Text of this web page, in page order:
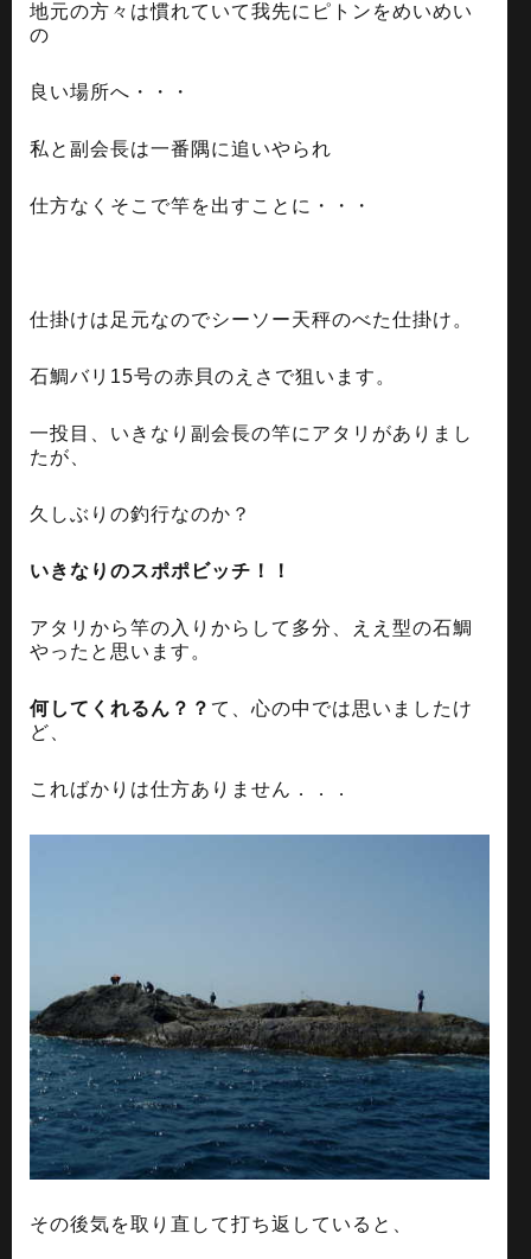
地元の方々は慣れていて我先にピトンをめいめい
の
良い場所へ・・・
私と副会長は一番隅に追いやられ
仕方なくそこで竿を出すことに・・・
仕掛けは足元なのでシーソー天秤のべた仕掛け。
石鯛バリ15号の赤貝のえさで狙います。
一投目、いきなり副会長の竿にアタリがありまし
たが、
久しぶりの釣行なのか？
いきなりのスポポビッチ！！
アタリから竿の入りからして多分、ええ型の石鯛
やったと思います。
何してくれるん？？ て、心の中では思いましたけ
ど、
こればかりは仕方ありません．．．
その後気を取り直して打ち返していると、